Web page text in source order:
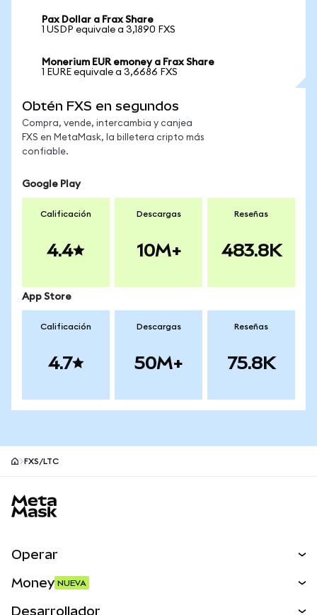
Pax Dollar a Frax Share
1 USDP equivale a 3,1890 FXS
Monerium EUR emoney a Frax Share
1 EURE equivale a 3,6686 FXS
Obtén FXS en segundos
Compra, vende, intercambia y canjea
FXS en MetaMask, la billetera cripto más
confiable.
Google Play
Calificación
4.4
Descargas
10M+
Reseñas
483.8K
App Store
Calificación
4.7
Descargas
50M+
Reseñas
75.8K
FXS/LTC
Operar
Money NUEVA
Desarrollador